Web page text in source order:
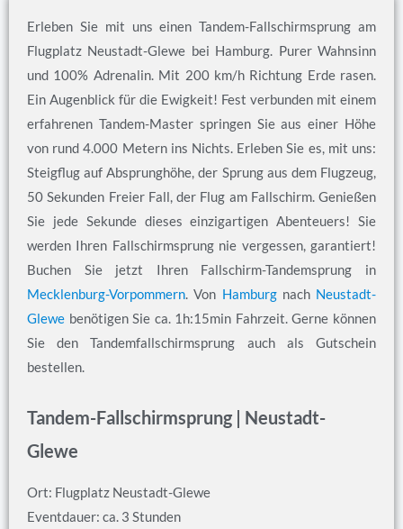
Erleben Sie mit uns einen Tandem-Fallschirmsprung am
Flugplatz Neustadt-Glewe bei Hamburg. Purer Wahnsinn
und 100% Adrenalin. Mit 200 km/h Richtung Erde rasen.
Ein Augenblick für die Ewigkeit! Fest verbunden mit einem
erfahrenen Tandem-Master springen Sie aus einer Höhe
von rund 4.000 Metern ins Nichts. Erleben Sie es, mit uns:
Steigflug auf Absprunghöhe, der Sprung aus dem Flugzeug,
50 Sekunden Freier Fall, der Flug am Fallschirm. Genießen
Sie jede Sekunde dieses einzigartigen Abenteuers! Sie
werden Ihren Fallschirmsprung nie vergessen, garantiert!
Buchen Sie jetzt Ihren Fallschirm-Tandemsprung in
Mecklenburg-Vorpommern. Von Hamburgnach Neustadt-
Glewe benötigen Sie ca. 1h:15min Fahrzeit. Gerne können
Sie den Tandemfallschirmsprung auch als Gutschein
bestellen.
Tandem-Fallschirmsprung | Neustadt-
Glewe
Ort: Flugplatz Neustadt-Glewe
Eventdauer: ca. 3 Stunden